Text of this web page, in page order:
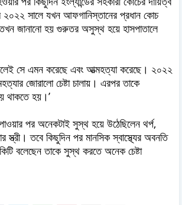
২০২২ সালে যখন আফগানিস্তানের প্রধান কোচ
জানানো হয় গুরুতর অসুস্থ হয়ে হাসপাতালে
সে এমন করেছে এবং আত্মহত্যা করেছে। ২০২২
জোরালো চেষ্টা চালায়। এরপর তাকে
থাকতে হয়।’
পর অনেকটাই সুস্থ হয়ে উঠেছিলেন থর্প,
স্ত্রী। তবে কিছুদিন পর মানসিক স্বাস্থ্যের অবনতি
বলেছেন তাকে সুস্থ করতে অনেক চেষ্টা